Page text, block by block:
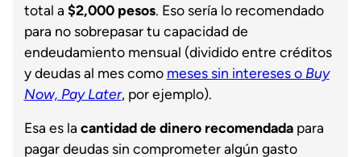
total a $2,000 pesos. Eso sería lo recomendado
para no sobrepasar tu capacidad de
endeudamiento mensual (dividido entre créditos
y deudas al mes como meses sin intereses o Buy
Now, Pay Later, por ejemplo).
Esa es la cantidad de dinero recomendadapara
pagar deudas sin comprometer algún gasto